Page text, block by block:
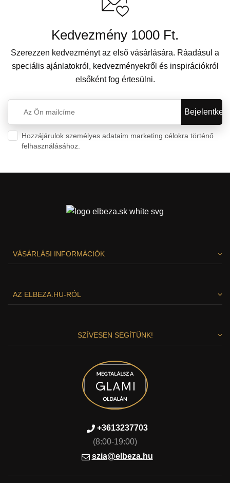
Kedvezmény 1000 Ft.
Szerezzen kedvezményt az első vásárlására. Ráadásul a
speciális ajánlatokról, kedvezményekről és inspirációkról
elsőként fog értesülni.
Hozzájárulok személyes adataim marketing célokra történő
felhasználásához.
VÁSÁRLÁSI INFORMÁCIÓK
AZ ELBEZA.HU-RÓL
SZÍVESEN SEGÍTÜNK!
+3613237703
(8:00-19:00)
szia@elbeza.hu
Tiszteletben tarjuk az Ön személyes
Ez az oldal sütiket használ, hogy nagyszerű böngészési
élményt nyújtson. Minden fontos információ megtalálható a
Cookie-k weboldalán. A szükséges cookie-k automatikusan
válnak aktívvá. Ha egyetért az összes cookie elfogadásával
ezen a weboldalon, ezt az „Egyetértek és folytatom” gombra